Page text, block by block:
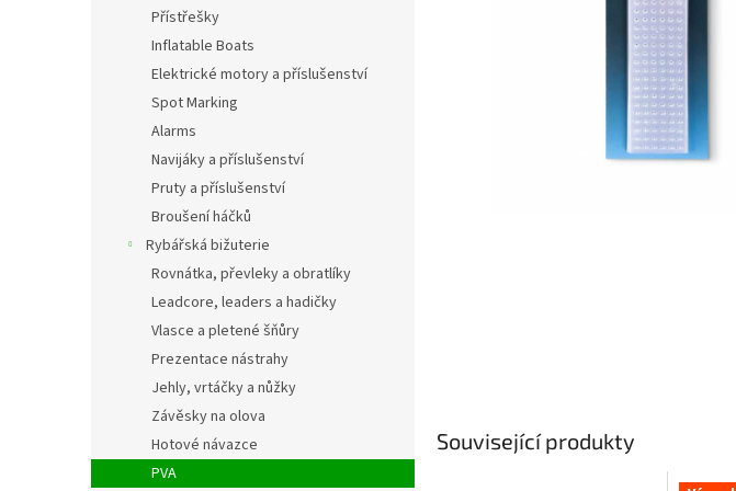
Přístřešky
Inflatable Boats
Elektrické motory a příslušenství
Spot Marking
Alarms
Navijáky a příslušenství
Pruty a příslušenství
Broušení háčků
Rybářská bižuterie
Rovnátka, převleky a obratlíky
Leadcore, leaders a hadičky
Vlasce a pletené šňůry
Prezentace nástrahy
Jehly, vrtáčky a nůžky
Závěsky na olova
Hotové návazce
PVA
Související produkty